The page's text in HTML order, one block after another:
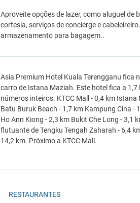
Aproveite opções de lazer, como aluguel de
cortesia, serviços de concierge e
armazenamento para bagagem..
Asia Premium Hotel Kuala Terengganu fica
carro de Istana Maziah. Este hotel fica a
números inteiros. KTCC Mall - 0,4 km
Batu Buruk Beach - 1,7 km Kampung Cina -
Ho Ann Kiong - 2,3 km Bukit Che Long - 3,1
flutuante de Tengku Tengah Zaharah - 6,4
14,2 km. Próximo a KTCC Mall.
RESTAURANTES